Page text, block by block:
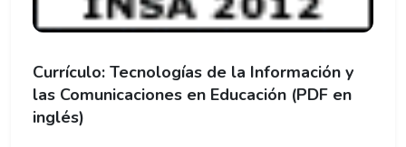
Currículo: Tecnologías de la Información y
las Comunicaciones en Educación (PDF en
inglés)